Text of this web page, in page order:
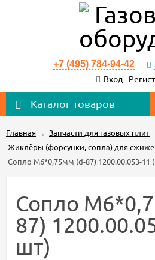
+7 (495) 784-94-42
Вход
Каталог товаров
Главная → Запчасти для газовых плит
Жиклёры (форсунки, сопла) для
Сопло М6*0,75мм (d-87) 1200.00.053-11
Сопло
87)
шт)